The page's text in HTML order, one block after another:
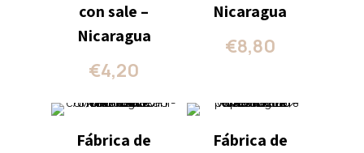
con sale –
Nicaragua
€4,20
Nicaragua
€8,80
Fábrica de
Fábrica de